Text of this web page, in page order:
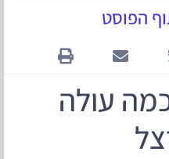
הפוסט
עולה